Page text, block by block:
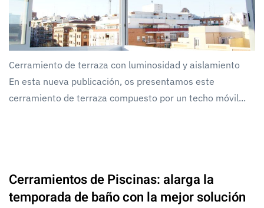
Cerramiento de terraza con luminosidad y aislamiento
En esta nueva publicación, os presentamos este
cerramiento de terraza compuesto por un techo móvil...
Cerramientos de Piscinas: alarga la
temporada de baño con la mejor solución